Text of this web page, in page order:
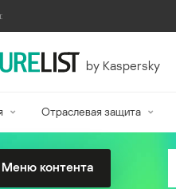
by Kaspersky
Отраслевая защита
Меню контента